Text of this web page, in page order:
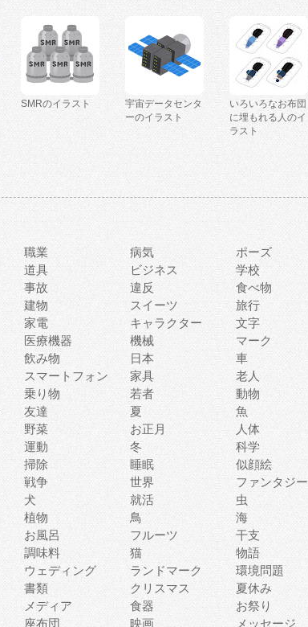
SMRのイラスト
宇宙データセンタ
ーのイラスト
いろいろなお布団
に埋もれる人のイ
ラスト
職業 病気
ポーズ
道具 ビジネス
学校
事故 違反
食べ物
建物 スイーツ
旅行
家電 キャラクター
文字
医療機器 機械
マーク
飲み物 日本
車
スマートフォン 家具
老人
乗り物 若者
動物
友達 夏
魚
野菜 お正月
人体
運動 冬
科学
掃除 睡眠
似顔絵
戦争 世界
ファンタジー
犬 就活
虫
植物 鳥
海
お風呂 フルーツ
干支
調味料 猫
物語
ウェディング ランドマーク
環境問題
書類 クリスマス
夏休み
メディア 食器
お祭り
座布団 映画 メッセージ